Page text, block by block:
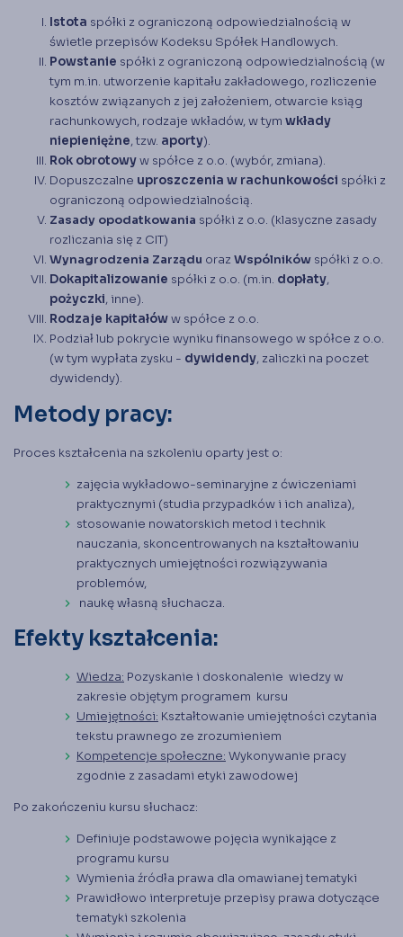
Istota spółki z ograniczoną odpowiedzialnością w
świetle przepisów Kodeksu Spółek Handlowych.
Powstanie spółki z ograniczoną odpowiedzialnością (w
tym m.in. utworzenie kapitału zakładowego, rozliczenie
kosztów związanych z jej założeniem, otwarcie ksiąg
rachunkowych, rodzaje wkładów, w tym wkłady
niepieniężne, tzw. aporty).
Rok obrotowyw spółce z o.o. (wybór, zmiana).
Dopuszczalne uproszczenia w rachunkowości spółki z
ograniczoną odpowiedzialnością.
Zasady opodatkowania spółki z o.o. (klasyczne zasady
rozliczania się z CIT)
Wynagrodzenia Zarządu oraz Wspólników spółki z o.o.
Dokapitalizowanie spółki z o.o. (m.in. dopłaty,
pożyczki, inne).
Rodzaje kapitałóww spółce z o.o.
Podział lub pokrycie wyniku finansowego w spółce z o.o.
(w tym wypłata zysku - dywidendy, zaliczki na poczet
dywidendy).
Metody pracy:
Proces kształcenia na szkoleniu oparty jest o:
zajęcia wykładowo-seminaryjne z ćwiczeniami
praktycznymi (studia przypadków i ich analiza),
stosowanie nowatorskich metod i technik
nauczania, skoncentrowanych na kształtowaniu
praktycznych umiejętności rozwiązywania
problemów,
naukę własną słuchacza.
Efekty kształcenia:
Wiedza: Pozyskanie i doskonalenie wiedzy w
zakresie objętym programem kursu
Umiejętności: Kształtowanie umiejętności czytania
tekstu prawnego ze zrozumieniem
Kompetencje społeczne: Wykonywanie pracy
zgodnie z zasadami etyki zawodowej
Po zakończeniu kursu słuchacz:
Definiuje podstawowe pojęcia wynikające z
programu kursu
Wymienia źródła prawa dla omawianej tematyki
Prawidłowo interpretuje przepisy prawa dotyczące
tematyki szkolenia